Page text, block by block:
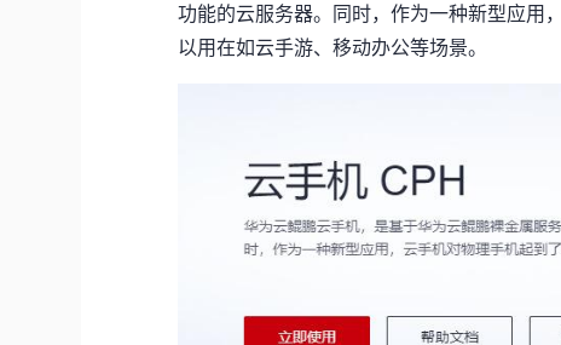
功能的云服务器。同时，作为一种新型应用
以用在如云手游、移动办公等场景。